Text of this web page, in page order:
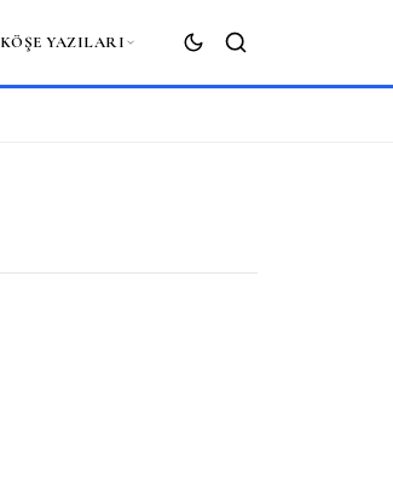
KÖŞE YAZILARI
ARA